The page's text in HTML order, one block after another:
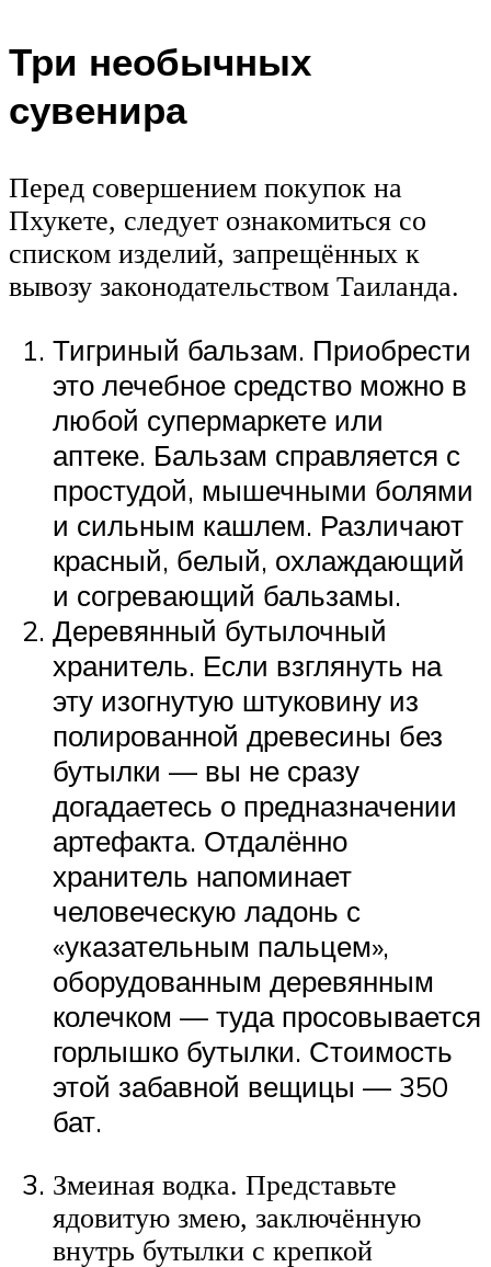
Три необычных
сувенира
Перед совершением покупок на
Пхукете, следует ознакомиться со
списком изделий, запрещённых к
вывозу законодательством Таиланда.
Тигриный бальзам. Приобрести
это лечебное средство можно в
любой супермаркете или
аптеке. Бальзам справляется с
простудой, мышечными болями
и сильным кашлем. Различают
красный, белый, охлаждающий
и согревающий бальзамы.
Деревянный бутылочный
хранитель. Если взглянуть на
эту изогнутую штуковину из
полированной древесины без
бутылки — вы не сразу
догадаетесь о предназначении
артефакта. Отдалённо
хранитель напоминает
человеческую ладонь с
«указательным пальцем»,
оборудованным деревянным
колечком — туда просовывается
горлышко бутылки. Стоимость
этой забавной вещицы — 350
бат.
Змеиная водка. Представьте
ядовитую змею, заключённую
внутрь бутылки с крепкой